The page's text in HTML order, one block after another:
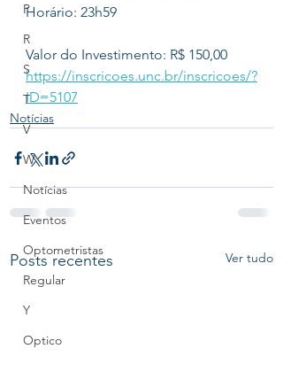
P
R
S
T
V
W
Notícias
Eventos
Optometristas
Regular
Y
Optico
Horário: 23h59
Valor do Investimento: R$ 150,00
https://inscricoes.unc.br/inscricoes/?
ID=5107
Notícias
Posts recentes Ver tudo